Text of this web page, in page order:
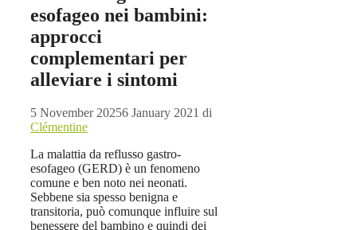
esofageo nei bambini:
approcci
complementari per
alleviare i sintomi
5 November 20256 January 2021 di
Clémentine
La malattia da reflusso gastro-
esofageo (GERD) è un fenomeno
comune e ben noto nei neonati.
Sebbene sia spesso benigna e
transitoria, può comunque influire sul
benessere del bambino e quindi dei